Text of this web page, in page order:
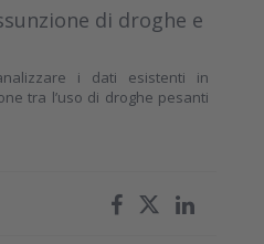
di droghe e
i dati esistenti in
tra l’uso di droghe pesanti